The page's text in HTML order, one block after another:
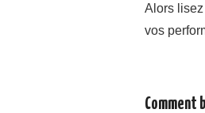
Alors
vos
Comment